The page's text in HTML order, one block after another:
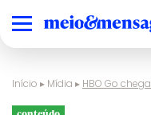
Início ▸ Mídia ▸ HBO Go